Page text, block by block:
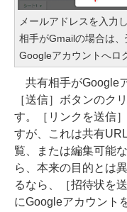
メールアドレスを入力
相手がGmailの場合は、
Googleアカウントへロ
共有相手がGoogle
［送信］ボタンのク
す。［リンクを送信
すが、これは共有
覧、または編集可能
ら、本来の目的とは
るなら、［招待状を
にGoogleアカウント